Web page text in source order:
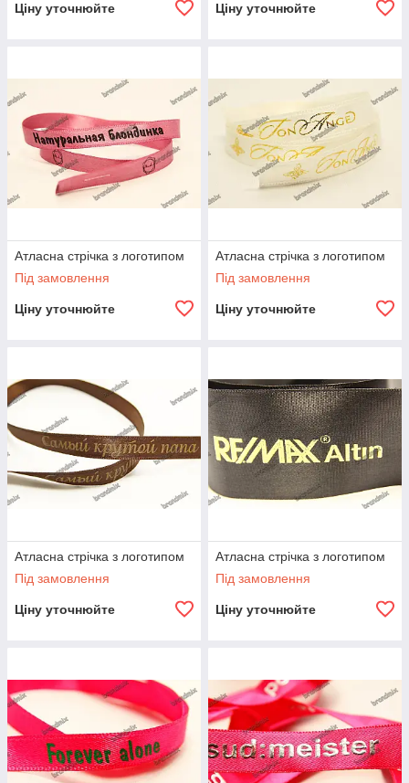
Ціну уточнюйте Ціну уточнюйте
Атласна стрічка з логотипом
Під замовлення
Ціну уточнюйте
Атласна стрічка з логотипом
Під замовлення
Ціну уточнюйте
Атласна стрічка з логотипом
Під замовлення
Ціну уточнюйте
Атласна стрічка з логотипом
Під замовлення
Ціну уточнюйте